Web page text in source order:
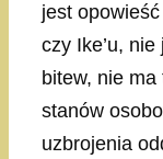
jest
czy Ike’u,
bitew, nie ma
stanów
uzbrojenia